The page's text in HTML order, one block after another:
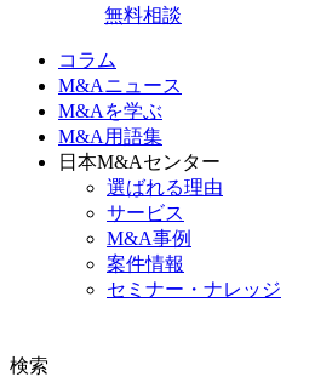
無料相談
コラム
M&Aニュース
M&Aを学ぶ
M&A用語集
日本M&Aセンター
選ばれる理由
サービス
M&A事例
案件情報
セミナー・ナレッジ
検索